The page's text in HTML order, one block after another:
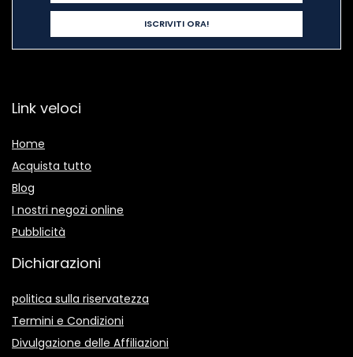
Link veloci
Home
Acquista tutto
Blog
I nostri negozi online
Pubblicità
Dichiarazioni
politica sulla riservatezza
Termini e Condizioni
Divulgazione delle Affiliazioni